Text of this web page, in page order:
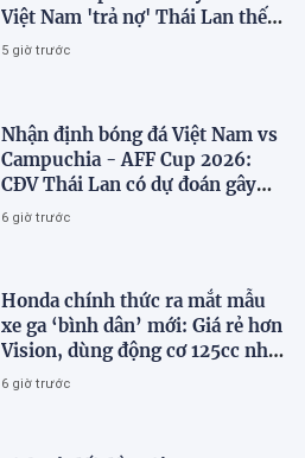
Việt Nam 'trả nợ' Thái Lan thế
nào?
5 giờ trước
Nhận định bóng đá Việt Nam vs
Campuchia - AFF Cup 2026:
CĐV Thái Lan có dự đoán gây
sốt
6 giờ trước
Honda chính thức ra mắt mẫu
xe ga ‘bình dân’ mới: Giá rẻ hơn
Vision, dùng động cơ 125cc như
SH Mode
6 giờ trước